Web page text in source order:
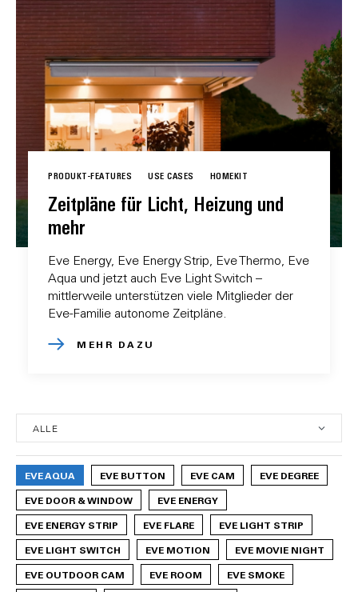
PRODUKT-FEATURES USE CASES HOMEKIT
Zeitpläne für Licht, Heizung und
mehr
Eve Energy, Eve Energy Strip, Eve Thermo, Eve
Aqua und jetzt auch Eve Light Switch –
mittlerweile unterstützen viele Mitglieder der
Eve-Familie autonome Zeitpläne.
MEHR DAZU
EVE AQUA EVE BUTTON EVE CAM
EVE DEGREE
EVE DOOR & WINDOW
EVE ENERGY
EVE ENERGY STRIP
EVE FLARE
EVE LIGHT STRIP
EVE LIGHT SWITCH
EVE MOTION
EVE MOVIE NIGHT
EVE OUTDOOR CAM
EVE ROOM
EVE SMOKE